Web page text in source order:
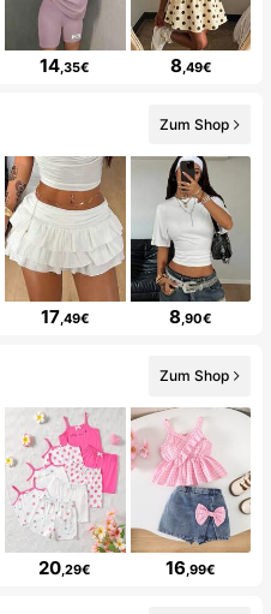
14,35€ 8,49€
Zum Shop
17,49€ 8,90€
Zum Shop
20,29€ 16,99€